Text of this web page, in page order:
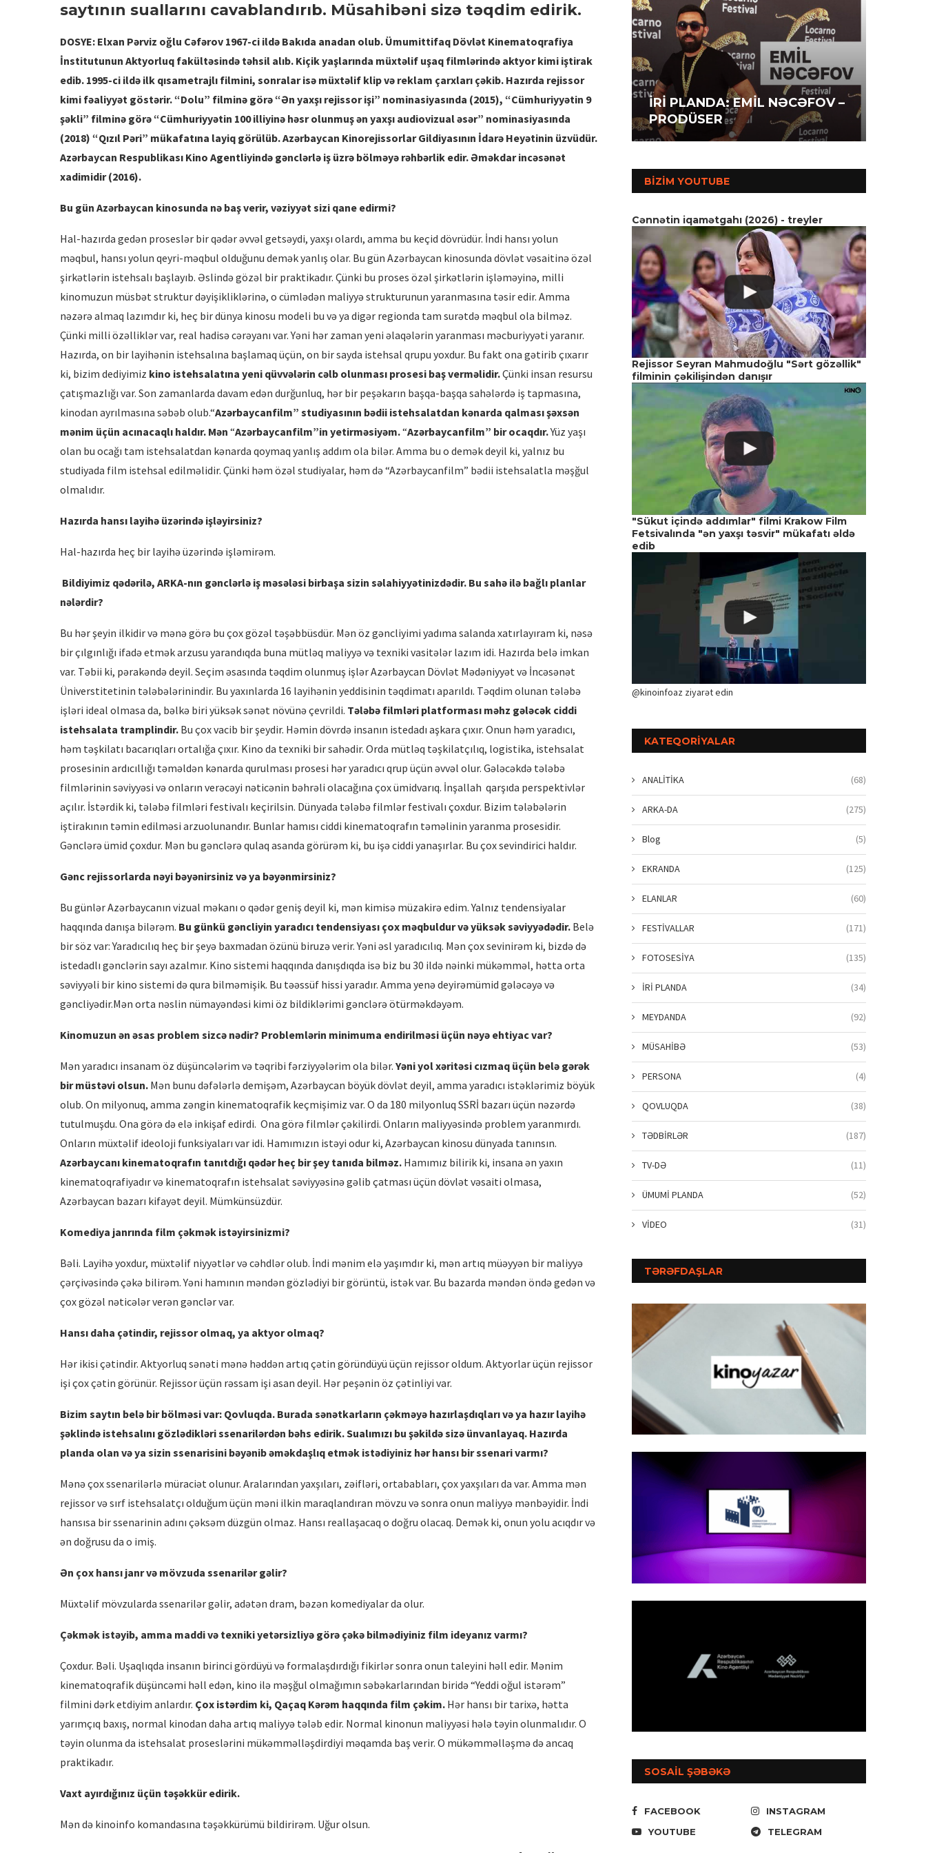
saytının suallarını cavablandırıb. Müsahibəni sizə təqdim edirik.
DOSYE: Elxan Pərviz oğlu Cəfərov 1967-ci ildə Bakıda anadan olub. Ümumittifaq Dövlət Kinematoqrafiya
İnstitutunun Aktyorluq fakültəsində təhsil alıb. Kiçik yaşlarında müxtəlif uşaq filmlərində aktyor kimi iştirak
edib. 1995-ci ildə ilk qısametrajlı filmini, sonralar isə müxtəlif klip və reklam çarxları çəkib. Hazırda rejissor
kimi fəaliyyət göstərir. “Dolu” filminə görə “Ən yaxşı rejissor işi” nominasiyasında (2015), “Cümhuriyyətin 9
şəkli” filminə görə “Cümhuriyyətin 100 illiyinə həsr olunmuş ən yaxşı audiovizual əsər” nominasiyasında
(2018) “Qızıl Pəri” mükafatına layiq görülüb. Azərbaycan Kinorejissorlar Gildiyasının İdarə Heyətinin üzvüdür.
Azərbaycan Respublikası Kino Agentliyində gənclərlə iş üzrə bölməyə rəhbərlik edir. Əməkdar incəsənət
xadimidir (2016).
Bu gün Azərbaycan kinosunda nə baş verir, vəziyyət sizi qane edirmi?
Hal-hazırda gedən proseslər bir qədər əvvəl getsəydi, yaxşı olardı, amma bu keçid dövrüdür. İndi hansı yolun
məqbul, hansı yolun qeyri-məqbul olduğunu demək yanlış olar. Bu gün Azərbaycan kinosunda dövlət vəsaitinə özəl
şirkətlərin istehsalı başlayıb. Əslində gözəl bir praktikadır. Çünki bu proses özəl şirkətlərin işləməyinə, milli
kinomuzun müsbət struktur dəyişikliklərinə, o cümlədən maliyyə strukturunun yaranmasına təsir edir. Amma
nəzərə almaq lazımdır ki, heç bir dünya kinosu modeli bu və ya digər regionda tam surətdə məqbul ola bilməz.
Çünki milli özəlliklər var, real hadisə cərəyanı var. Yəni hər zaman yeni əlaqələrin yaranması məcburiyyəti yaranır.
Hazırda, on bir layihənin istehsalına başlamaq üçün, on bir sayda istehsal qrupu yoxdur. Bu fakt ona gətirib çıxarır
ki, bizim dediyimiz kino istehsalatına yeni qüvvələrin cəlb olunması prosesi baş verməlidir.Çünki insan resursu
çatışmazlığı var. Son zamanlarda davam edən durğunluq, hər bir peşəkarın başqa-başqa sahələrdə iş tapmasına,
kinodan ayrılmasına səbəb olub.“Azərbaycanfilm” studiyasının bədii istehsalatdan kənarda qalması şəxsən
mənim üçün acınacaqlı haldır. Mən “Azərbaycanfilm”in yetirməsiyəm.“Azərbaycanfilm” bir ocaqdır.Yüz yaşı
olan bu ocağı tam istehsalatdan kənarda qoymaq yanlış addım ola bilər. Amma bu o demək deyil ki, yalnız bu
studiyada film istehsal edilməlidir. Çünki həm özəl studiyalar, həm də “Azərbaycanfilm” bədii istehsalatla məşğul
olmalıdır.
Hazırda hansı layihə üzərində işləyirsiniz?
Hal-hazırda heç bir layihə üzərində işləmirəm.
Bildiyimiz qədərilə, ARKA-nın gənclərlə iş məsələsi birbaşa sizin səlahiyyətinizdədir. Bu sahə ilə bağlı planlar
nələrdir?
Bu hər şeyin ilkidir və mənə görə bu çox gözəl təşəbbüsdür. Mən öz gəncliyimi yadıma salanda xatırlayıram ki, nəsə
bir çılgınlığı ifadə etmək arzusu yarandıqda buna mütləq maliyyə və texniki vasitələr lazım idi. Hazırda belə imkan
var. Təbii ki, pərakəndə deyil. Seçim əsasında təqdim olunmuş işlər Azərbaycan Dövlət Mədəniyyət və İncəsənət
Üniverstitetinin tələbələrinindir. Bu yaxınlarda 16 layihənin yeddisinin təqdimatı aparıldı. Təqdim olunan tələbə
işləri ideal olmasa da, bəlkə biri yüksək sənət növünə çevrildi. Tələbə filmləri platforması məhz gələcək ciddi
istehsalata tramplindir. Bu çox vacib bir şeydir. Həmin dövrdə insanın istedadı aşkara çıxır. Onun həm yaradıcı,
həm təşkilatı bacarıqları ortalığa çıxır. Kino da texniki bir sahədir. Orda mütləq təşkilatçılıq, logistika, istehsalat
prosesinin ardıcıllığı təməldən kənarda qurulması prosesi hər yaradıcı qrup üçün əvvəl olur. Gələcəkdə tələbə
filmlərinin səviyyəsi və onların verəcəyi nəticənin bəhrəli olacağına çox ümidvarıq. İnşallah qarşıda perspektivlər
açılır. İstərdik ki, tələbə filmləri festivalı keçirilsin. Dünyada tələbə filmlər festivalı çoxdur. Bizim tələbələrin
iştirakının təmin edilməsi arzuolunandır. Bunlar hamısı ciddi kinematoqrafın təməlinin yaranma prosesidir.
Gənclərə ümid çoxdur. Mən bu gənclərə qulaq asanda görürəm ki, bu işə ciddi yanaşırlar. Bu çox sevindirici haldır.
Gənc rejissorlarda nəyi bəyənirsiniz və ya bəyənmirsiniz?
Bu günlər Azərbaycanın vizual məkanı o qədər geniş deyil ki, mən kimisə müzakirə edim. Yalnız tendensiyalar
haqqında danışa bilərəm. Bu günkü gəncliyin yaradıcı tendensiyası çox məqbuldur və yüksək səviyyədədir. Belə
bir söz var: Yaradıcılıq heç bir şeyə baxmadan özünü biruzə verir. Yəni əsl yaradıcılıq. Mən çox sevinirəm ki, bizdə də
istedadlı gənclərin sayı azalmır. Kino sistemi haqqında danışdıqda isə biz bu 30 ildə nəinki mükəmməl, hətta orta
səviyyəli bir kino sistemi də qura bilməmişik. Bu təəssüf hissi yaradır. Amma yenə deyirəmümid gələcəyə və
gəncliyədir.Mən orta nəslin nümayəndəsi kimi öz bildiklərimi gənclərə ötürməkdəyəm.
Kinomuzun ən əsas problem sizcə nədir? Problemlərin minimuma endirilməsi üçün nəyə ehtiyac var?
Mən yaradıcı insanam öz düşüncələrim və təqribi fərziyyələrim ola bilər. Yəni yol xəritəsi cızmaq üçün belə gərək
bir müstəvi olsun. Mən bunu dəfələrlə demişəm, Azərbaycan böyük dövlət deyil, amma yaradıcı istəklərimiz böyük
olub. On milyonuq, amma zəngin kinematoqrafik keçmişimiz var. O da 180 milyonluq SSRİ bazarı üçün nəzərdə
tutulmuşdu. Ona görə də elə inkişaf edirdi. Ona görə filmlər çəkilirdi. Onların maliyyəsində problem yaranmırdı.
Onların müxtəlif ideoloji funksiyaları var idi. Hamımızın istəyi odur ki, Azərbaycan kinosu dünyada tanınsın.
Azərbaycanı kinematoqrafın tanıtdığı qədər heç bir şey tanıda bilməz. Hamımız bilirik ki, insana ən yaxın
kinematoqrafiyadır və kinematoqrafın istehsalat səviyyəsinə gəlib çatması üçün dövlət vəsaiti olmasa,
Azərbaycan bazarı kifayət deyil. Mümkünsüzdür.
Komediya janrında film çəkmək istəyirsinizmi?
Bəli. Layihə yoxdur, müxtəlif niyyətlər və cəhdlər olub. İndi mənim elə yaşımdır ki, mən artıq müəyyən bir maliyyə
çərçivəsində çəkə bilirəm. Yəni hamının məndən gözlədiyi bir görüntü, istək var. Bu bazarda məndən öndə gedən və
çox gözəl nəticələr verən gənclər var.
Hansı daha çətindir, rejissor olmaq, ya aktyor olmaq?
Hər ikisi çətindir. Aktyorluq sənəti mənə həddən artıq çətin göründüyü üçün rejissor oldum. Aktyorlar üçün rejissor
işi çox çətin görünür. Rejissor üçün rəssam işi asan deyil. Hər peşənin öz çətinliyi var.
Bizim saytın belə bir bölməsi var: Qovluqda. Burada sənətkarların çəkməyə hazırlaşdıqları və ya hazır layihə
şəklində istehsalını gözlədikləri ssenarilərdən bəhs edirik. Sualımızı bu şəkildə sizə ünvanlayaq. Hazırda
planda olan və ya sizin ssenarisini bəyənib əməkdaşlıq etmək istədiyiniz hər hansı bir ssenari varmı?
Mənə çox ssenarilərlə müraciət olunur. Aralarından yaxşıları, zəifləri, ortababları, çox yaxşıları da var. Amma mən
rejissor və sırf istehsalatçı olduğum üçün məni ilkin maraqlandıran mövzu və sonra onun maliyyə mənbəyidir. İndi
hansısa bir ssenarinin adını çəksəm düzgün olmaz. Hansı reallaşacaq o doğru olacaq. Demək ki, onun yolu acıqdır və
ən doğrusu da o imiş.
Ən çox hansı janr və mövzuda ssenarilər gəlir?
Müxtəlif mövzularda ssenarilər gəlir, adətən dram, bəzən komediyalar da olur.
Çəkmək istəyib, amma maddi və texniki yetərsizliyə görə çəkə bilmədiyiniz film ideyanız varmı?
Çoxdur. Bəli. Uşaqlıqda insanın birinci gördüyü və formalaşdırdığı fikirlər sonra onun taleyini həll edir. Mənim
kinematoqrafik düşüncəmi həll edən, kino ilə məşğul olmağımın səbəkarlarından biridə “Yeddi oğul istərəm”
filmini dərk etdiyim anlardır. Çox istərdim ki, Qaçaq Kərəm haqqında film çəkim. Hər hansı bir tarixə, hətta
yarımçıq baxış, normal kinodan daha artıq maliyyə tələb edir. Normal kinonun maliyyəsi hələ təyin olunmalıdır. O
təyin olunma da istehsalat proseslərini mükəmməlləşdirdiyi məqamda baş verir. O mükəmməlləşmə də ancaq
praktikadır.
Vaxt ayırdığınız üçün təşəkkür edirik.
Mən də kinoinfo komandasına təşəkkürümü bildirirəm. Uğur olsun.
İRİ PLANDA: EMİL NƏCƏFOV –
PRODÜSER
İRİ PLANDA: İLAHƏ
HƏSƏNOVA – AKTRİSA
BIZIM YOUTUBE
Cənnətin iqamətgahı (2026) - treyler
Rejissor Seyran Mahmudoğlu "Sərt gözəllik"
filminin çəkilişindən danışır
"Sükut içində addımlar" filmi Krakow Film
Fetsivalında "ən yaxşı təsvir" mükafatı əldə
edib
@kinoinfoaz ziyarət edin
KATEQORIYALAR
ANALİTİKA (68)
ARKA-DA (275)
Blog (5)
EKRANDA (125)
ELANLAR (60)
FESTİVALLAR (171)
FOTOSESİYA (135)
İRİ PLANDA (34)
MEYDANDA (92)
MÜSAHİBƏ (53)
PERSONA (4)
QOVLUQDA (38)
TƏDBİRLƏR (187)
TV-DƏ (11)
ÜMUMİ PLANDA (52)
VİDEO (31)
TƏRƏFDAŞLAR
SOSAİL ŞƏBƏKƏ
FACEBOOK
INSTAGRAM
YOUTUBE
TELEGRAM